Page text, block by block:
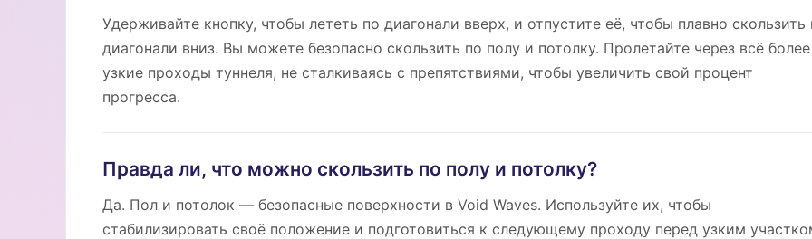
Удерживайте кнопку, чтобы лететь по диагонали вверх, и отпустите её, чтобы плавно скользить
диагонали вниз. Вы можете безопасно скользить по полу и потолку. Пролетайте через всё более
узкие проходы туннеля, не сталкиваясь с препятствиями, чтобы увеличить свой процент
прогресса.
Правда ли, что можно скользить по полу и потолку?
Да. Пол и потолок — безопасные поверхности в Void Waves. Используйте их, чтобы
стабилизировать своё положение и подготовиться к следующему проходу перед узким